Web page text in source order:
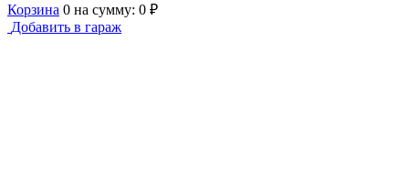
Корзина 0 на сумму: 0 ₽
Добавить в гараж